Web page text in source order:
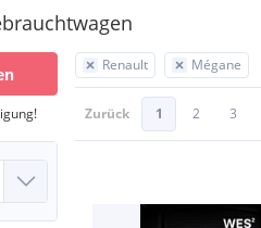
Renault Mégane
Zurück 1 2 3